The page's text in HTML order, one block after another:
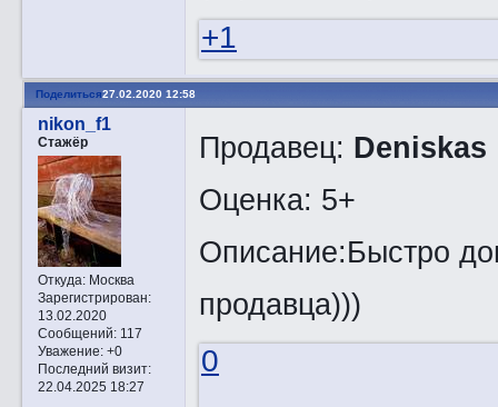
+1
Поделиться27.02.2020 12:58
nikon_f1
Стажёр
Откуда:Москва
Зарегистрирован:
13.02.2020
Сообщений:117
Уважение: +0
Последний визит:
22.04.2025 18:27
Продавец: Deniskas
Оценка: 5+
Описание:Быстро
продавца)))
0